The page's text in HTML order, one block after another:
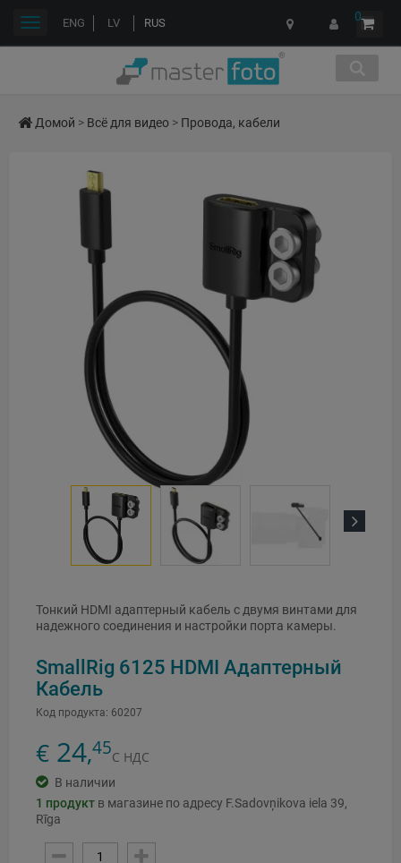
ENG LV RUS 0
Переключить
Домой > Всё для видео > Провода, кабели
Тонкий HDMI адаптерный кабель с двумя винтами для
надежного соединения и настройки порта камеры.
SmallRig 6125 HDMI Адаптерный
Кабель
Код продукта: 60207
€ 24,45С НДС
В наличии
1 продукт в магазине по адресу F.Sadovņikova iela 39,
Rīga